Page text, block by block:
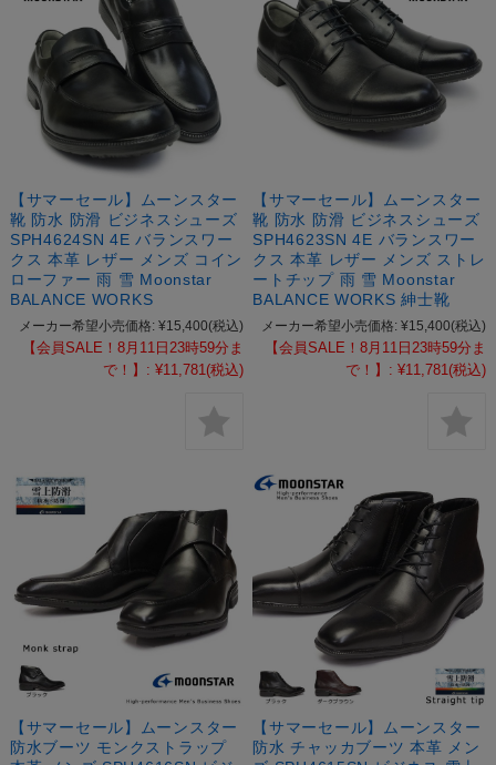
【サマーセール】ムーンスター
靴 防水 防滑 ビジネスシューズ
SPH4624SN 4E バランスワー
クス 本革 レザー メンズ コイン
ローファー 雨 雪 Moonstar
BALANCE WORKS
メーカー希望小売価格: ¥15,400(税込)
【会員SALE！8月11日23時59分ま
で！】: ¥11,781 (税込)
【サマーセール】ムーンスター
靴 防水 防滑 ビジネスシューズ
SPH4623SN 4E バランスワー
クス 本革 レザー メンズ ストレ
ートチップ 雨 雪 Moonstar
BALANCE WORKS 紳士靴
メーカー希望小売価格: ¥15,400(税込)
【会員SALE！8月11日23時59分ま
で！】: ¥11,781 (税込)
【サマーセール】ムーンスター
防水ブーツ モンクストラップ
【サマーセール】ムーンスター
防水 チャッカブーツ 本革 メン